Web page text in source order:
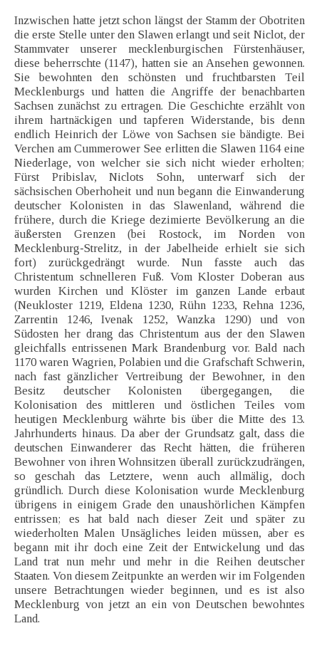
Inzwischen hatte jetzt schon längst der Stamm der Obotriten
die erste Stelle unter den Slawen erlangt und seit Niclot, der
Stammvater unserer mecklenburgischen Fürstenhäuser,
diese beherrschte (1147), hatten sie an Ansehen gewonnen.
Sie bewohnten den schönsten und fruchtbarsten Teil
Mecklenburgs und hatten die Angriffe der benachbarten
Sachsen zunächst zu ertragen. Die Geschichte erzählt von
ihrem hartnäckigen und tapferen Widerstande, bis denn
endlich Heinrich der Löwe von Sachsen sie bändigte. Bei
Verchen am Cummerower See erlitten die Slawen 1164 eine
Niederlage, von welcher sie sich nicht wieder erholten;
Fürst Pribislav, Niclots Sohn, unterwarf sich der
sächsischen Oberhoheit und nun begann die Einwanderung
deutscher Kolonisten in das Slawenland, während die
frühere, durch die Kriege dezimierte Bevölkerung an die
äußersten Grenzen (bei Rostock, im Norden von
Mecklenburg-Strelitz, in der Jabelheide erhielt sie sich
fort) zurückgedrängt wurde. Nun fasste auch das
Christentum schnelleren Fuß. Vom Kloster Doberan aus
wurden Kirchen und Klöster im ganzen Lande erbaut
(Neukloster 1219, Eldena 1230, Rühn 1233, Rehna 1236,
Zarrentin 1246, Ivenak 1252, Wanzka 1290) und von
Südosten her drang das Christentum aus der den Slawen
gleichfalls entrissenen Mark Brandenburg vor. Bald nach
1170 waren Wagrien, Polabien und die Grafschaft Schwerin,
nach fast gänzlicher Vertreibung der Bewohner, in den
Besitz deutscher Kolonisten übergegangen, die
Kolonisation des mittleren und östlichen Teiles vom
heutigen Mecklenburg währte bis über die Mitte des 13.
Jahrhunderts hinaus. Da aber der Grundsatz galt, dass die
deutschen Einwanderer das Recht hätten, die früheren
Bewohner von ihren Wohnsitzen überall zurückzudrängen,
so geschah das Letztere, wenn auch allmälig, doch
gründlich. Durch diese Kolonisation wurde Mecklenburg
übrigens in einigem Grade den unaushörlichen Kämpfen
entrissen; es hat bald nach dieser Zeit und später zu
wiederholten Malen Unsägliches leiden müssen, aber es
begann mit ihr doch eine Zeit der Entwickelung und das
Land trat nun mehr und mehr in die Reihen deutscher
Staaten. Von diesem Zeitpunkte an werden wir im Folgenden
unsere Betrachtungen wieder beginnen, und es ist also
Mecklenburg von jetzt an ein von Deutschen bewohntes
Land.